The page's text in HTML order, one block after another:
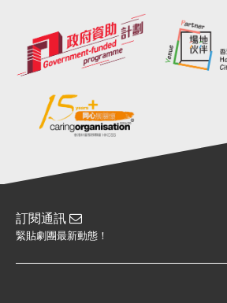
訂閱通訊
緊貼劇團最新動態！